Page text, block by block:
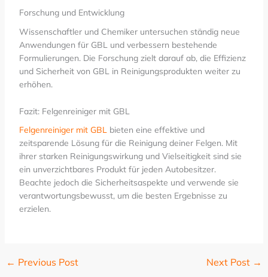
Forschung und Entwicklung
Wissenschaftler und Chemiker untersuchen ständig neue
Anwendungen für GBL und verbessern bestehende
Formulierungen. Die Forschung zielt darauf ab, die Effizienz
und Sicherheit von GBL in Reinigungsprodukten weiter zu
erhöhen.
Fazit: Felgenreiniger mit GBL
Felgenreiniger mit GBLbieten eine effektive und
zeitsparende Lösung für die Reinigung deiner Felgen. Mit
ihrer starken Reinigungswirkung und Vielseitigkeit sind sie
ein unverzichtbares Produkt für jeden Autobesitzer.
Beachte jedoch die Sicherheitsaspekte und verwende sie
verantwortungsbewusst, um die besten Ergebnisse zu
erzielen.
← Previous Post Next Post →